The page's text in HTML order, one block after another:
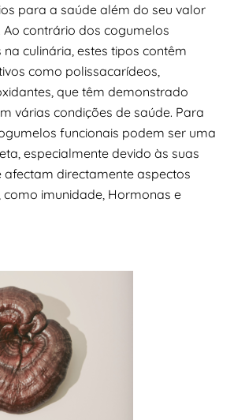
para a saúde além do seu valor
Ao contrário dos cogumelos
culinária, estes tipos contêm
como polissacarídeos,
que têm demonstrado
várias condições de saúde. Para
funcionais podem ser uma
especialmente devido às suas
directamente aspectos
como imunidade, Hormonas e